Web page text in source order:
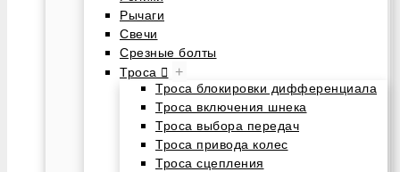
Рычаги
Свечи
Срезные болты
Троса
+
Троса блокировки дифференциала
Троса включения шнека
Троса выбора передач
Троса привода колес
Троса сцепления